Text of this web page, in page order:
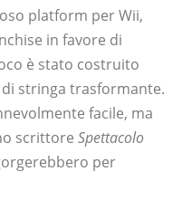
platform per Wii,
in favore di
è stato costruito
stringa trasformante.
facile, ma
scrittore Spettacolo
per